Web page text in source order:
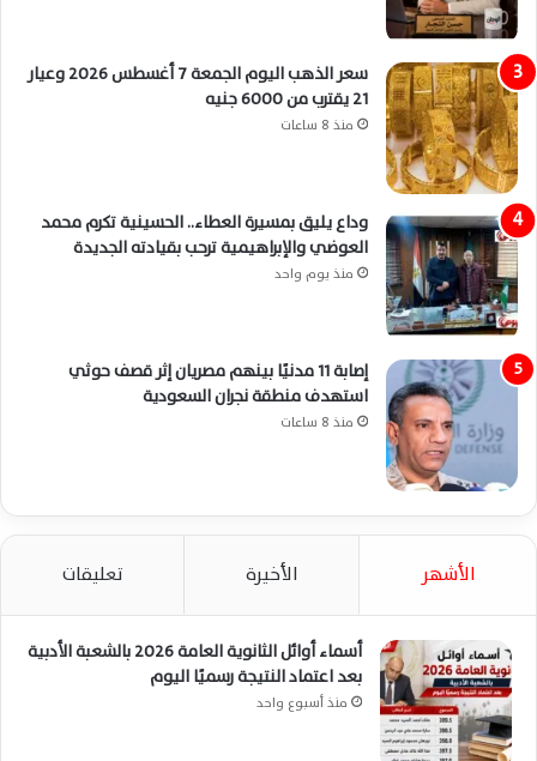
سعر الذهب اليوم الجمعة 7 أغسطس 2026 وعيار
21 يقترب من 6000 جنيه
منذ 8 ساعات
وداع يليق بمسيرة العطاء.. الحسينية تكرم محمد
العوضي والإبراهيمية ترحب بقيادته الجديدة
منذ يوم واحد
إصابة 11 مدنيًا بينهم مصريان إثر قصف حوثي
استهدف منطقة نجران السعودية
منذ 8 ساعات
الأشهر الأخيرة تعليقات
أسماء أوائل الثانوية العامة 2026 بالشعبة الأدبية
بعد اعتماد النتيجة رسميًا اليوم
منذ أسبوع واحد